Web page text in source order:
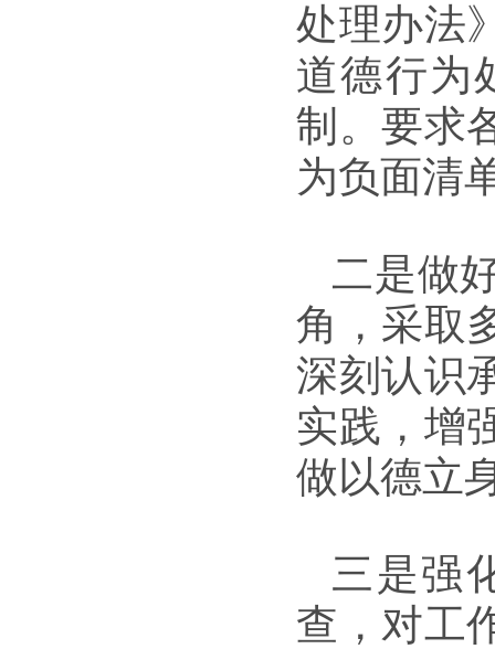
处理办法
道德行为
制。要求
为负面清
二是做
角，采取
深刻认识
实践，增
做以德立
三是强
查，对工